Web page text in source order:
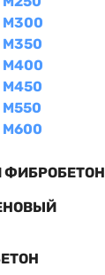
М300
М350
М400
М450
М550
М600
ФИБРОБЕТОН